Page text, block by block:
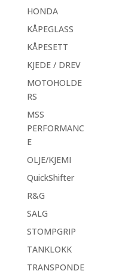
HONDA
KÅPEGLASS
KÅPESETT
KJEDE / DREV
MOTOHOLDE
RS
MSS
PERFORMANC
E
OLJE/KJEMI
QuickShifter
R&G
SALG
STOMPGRIP
TANKLOKK
TRANSPONDE